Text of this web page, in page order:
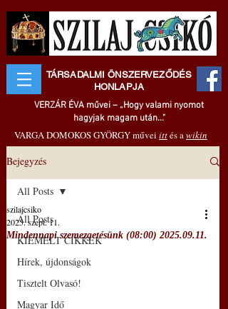
TÁRSADALMI ÖNSZERVEZŐDÉS
HONLAPJA
VERZÁR ÉVA művei – „Hogy valami nyomot
hagyjak magam után..."
VARGA DOMOKOS GYÖRGY művei ittés awikin
Bejegyzés
All Posts
KIEMELT CIKKEK
Hírek, újdonságok
Tisztelt Olvasó!
Magyar Idő
All Posts
Mindennapi szemezgetésünk (08:00) 2025.09.11.
szilajcsiko
2025. szept. 11.